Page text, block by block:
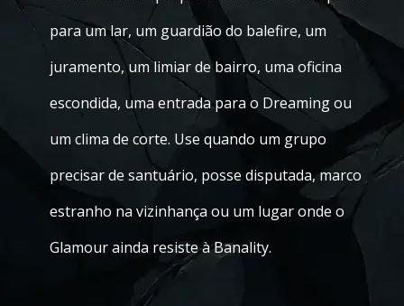
para um lar, um guardião do balefire, um
juramento, um limiar de bairro, uma oficina
escondida, uma entrada para o Dreaming ou
um clima de corte. Use quando um grupo
precisar de santuário, posse disputada, marco
estranho na vizinhança ou um lugar onde o
Glamour ainda resiste à Banality.